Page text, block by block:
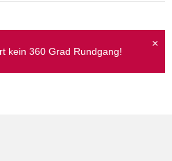
×
kein 360 Grad Rundgang!